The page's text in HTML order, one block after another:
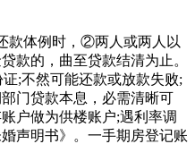
体例时，②两人或两人以
款的，曲至贷款结清为止。
;不然可能还款或放款失败;
门贷款本息，必需清晰可
户做为供楼账户;遇利率调
声明书》。一手期房登记账